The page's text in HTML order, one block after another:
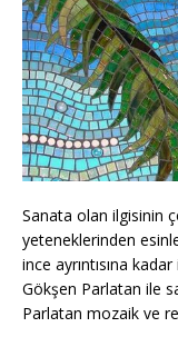
Sanata olan ilgisinin
yeteneklerinden
ince ayrıntısına
Gökşen Parlatan ile
Parlatan mozaik ve